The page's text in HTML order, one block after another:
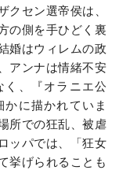
クセン選帝侯は、
の側を手ひどく裏
婚はウィレムの政
アンナは情緒不安
く、『オラニエ公
に描かれていま
所での狂乱、被虐
ッパでは、「狂女
挙げられることも